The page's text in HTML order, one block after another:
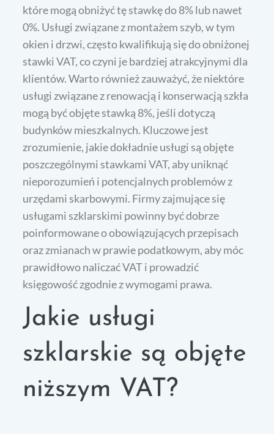
które mogą obniżyć tę stawkę do 8% lub nawet
0%. Usługi związane z montażem szyb, w tym
okien i drzwi, często kwalifikują się do obniżonej
stawki VAT, co czyni je bardziej atrakcyjnymi dla
klientów. Warto również zauważyć, że niektóre
usługi związane z renowacją i konserwacją szkła
mogą być objęte stawką 8%, jeśli dotyczą
budynków mieszkalnych. Kluczowe jest
zrozumienie, jakie dokładnie usługi są objęte
poszczególnymi stawkami VAT, aby uniknąć
nieporozumień i potencjalnych problemów z
urzędami skarbowymi. Firmy zajmujące się
usługami szklarskimi powinny być dobrze
poinformowane o obowiązujących przepisach
oraz zmianach w prawie podatkowym, aby móc
prawidłowo naliczać VAT i prowadzić
księgowość zgodnie z wymogami prawa.
Jakie usługi
szklarskie są objęte
niższym VAT?